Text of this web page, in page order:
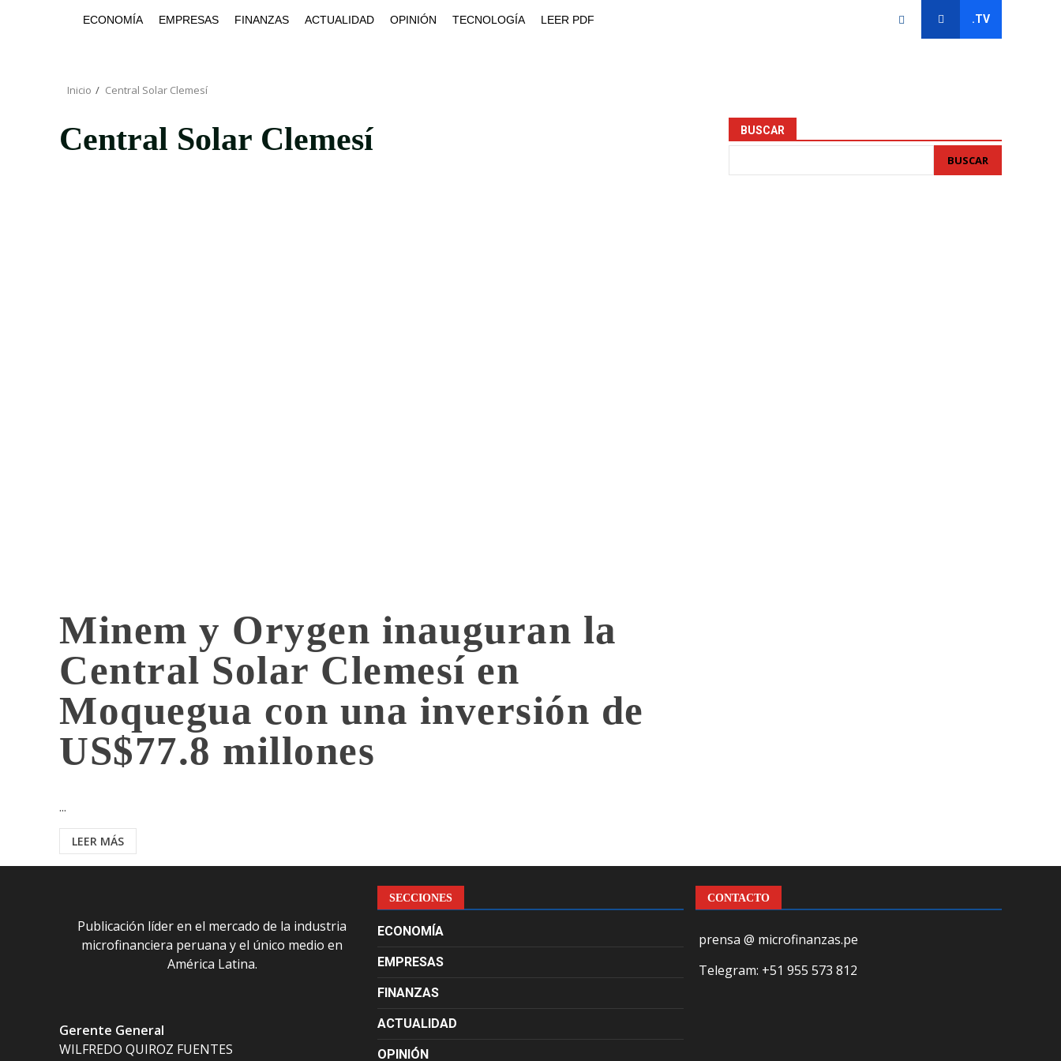
ECONOMÍA EMPRESAS FINANZAS ACTUALIDAD OPINIÓN TECNOLOGÍA LEER PDF .TV
Inicio Central Solar Clemesí
Central Solar Clemesí
Minem y Orygen inauguran la
Central Solar Clemesí en
Moquegua con una inversión de
US$77.8 millones
...
LEER MÁS
BUSCAR
BUSCAR
Publicación líder en el mercado de la industria
microfinanciera peruana y el único medio en
América Latina.
Gerente General
WILFREDO QUIROZ FUENTES
SECCIONES
ECONOMÍA
EMPRESAS
FINANZAS
ACTUALIDAD
OPINIÓN
CONTACTO
prensa @ microfinanzas.pe
Telegram: +51 955 573 812